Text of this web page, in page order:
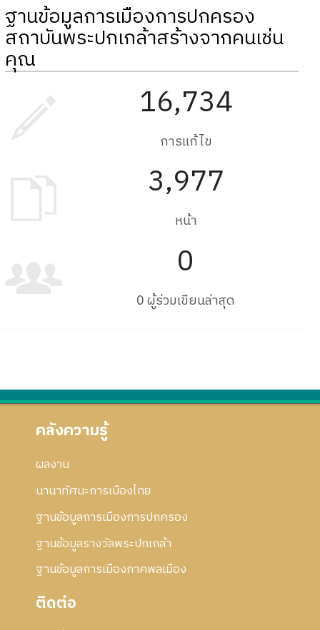
ฐานข้อมูลการเมืองการปกครอง
สถาบันพระปกเกล้าสร้างจากคนเช่น
คุณ
16,734
การแก้ไข
3,977
หน้า
0
0 ผู้ร่วมเขียนล่าสุด
คลังความรู้
ผลงาน
นานาทัศนะการเมืองไทย
ฐานข้อมูลการเมืองการปกครอง
ฐานข้อมูลรางวัลพระปกเกล้า
ฐานข้อมูลการเมืองภาคพลเมือง
ติดต่อ